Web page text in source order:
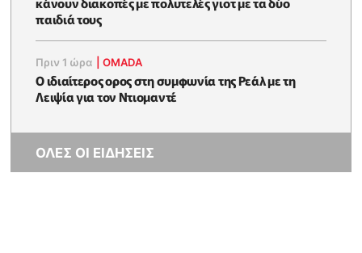
παιδιά τους
Πριν 1 ώρα |OMADA
Ο ιδιαίτερος ορος στη συμφωνία της Ρεάλ με τη
Λειψία για τον Ντιομαντέ
ΟΛΕΣ ΟΙ ΕΙΔΗΣΕΙΣ